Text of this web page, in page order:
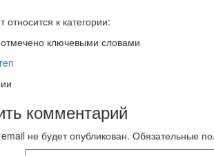
относится к категории:
ключевыми словами
комментарий
не будет опубликован. Обязательные